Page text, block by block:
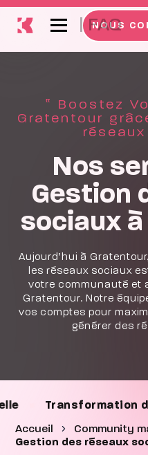
|FAQ
NOUS
‟ Boostez
Gratentour
Nos
Gestion
sociaux
Aujourd’hui à
les réseaux sociaux
votre communauté et
Gratentour. Notre
vos comptes pour
générer des
digitale
Accueil
Community
Gestion des réseaux